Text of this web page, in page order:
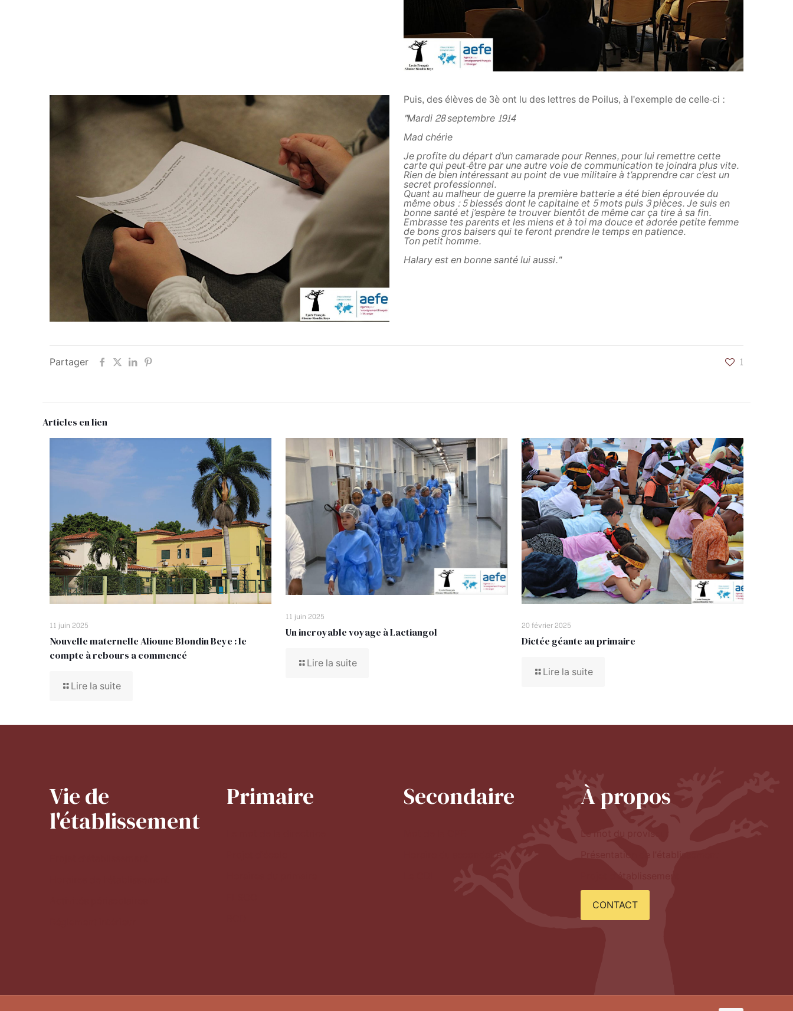
Puis, des élèves de 3è ont lu des lettres de Poilus, à l'exemple de celle-ci :
"Mardi 28 septembre 1914
Mad chérie
Je profite du départ d’un camarade pour Rennes, pour lui remettre cette
carte qui peut-être par une autre voie de communication te joindra plus vite.
Rien de bien intéressant au point de vue militaire à t’apprendre car c’est un
secret professionnel.
Quant au malheur de guerre la première batterie a été bien éprouvée du
même obus : 5 blessés dont le capitaine et 5 mots puis 3 pièces. Je suis en
bonne santé et j’espère te trouver bientôt de même car ça tire à sa fin.
Embrasse tes parents et les miens et à toi ma douce et adorée petite femme
de bons gros baisers qui te feront prendre le temps en patience.
Ton petit homme.
Halary est en bonne santé lui aussi."
Partager 1
Articles en lien
11 juin 2025
Nouvelle maternelle Alioune Blondin Beye : le
compte à rebours a commencé
Lire la suite
11 juin 2025
Un incroyable voyage à Lactiangol
Lire la suite
20 février 2025
Dictée géante au primaire
Lire la suite
Vie de
l'établissement
Primaire Secondaire À propos
CONTACT